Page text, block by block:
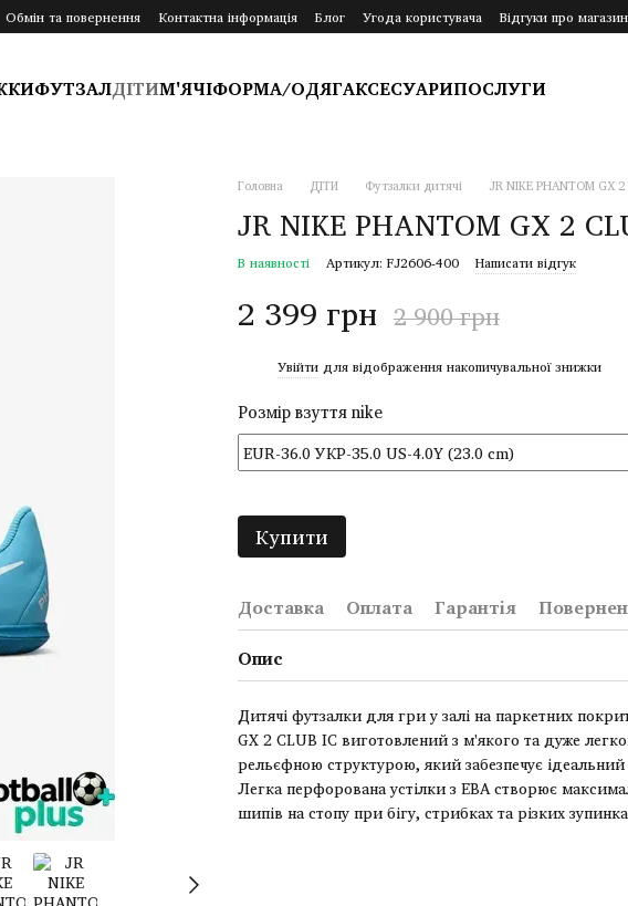
Обмін та повернення Контактна інформація Блог Угода користувача Відгуки про магазин
ФУТЗАЛДІТИМ'ЯЧІФОРМА/ОДЯГАКСЕСУАРИПОСЛУГИ
Головна ДІТИ Футзалки дитячі JR NIKE PHANTOM GX
JR NIKE PHANTOM GX 2
В наявності Артикул: FJ2606-400 Написати відгук
2 399 грн 2 900 грн
Увійти для відображення накопичувальної знижки
Розмір взуття nike
Купити
Доставка Оплата Гарантія
Опис
Дитячі футзалки для гри у залі на паркетних
GX 2 CLUB IC виготовлений з м'якого та дуже
рельєфною структурою, який забезпечує ідеальний
Легка перфорована устілки з ЕВА створює
шипів на стопу при бігу, стрибках та різких